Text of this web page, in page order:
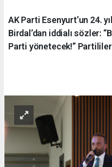
AK Parti Esenyurt’un 24.
Birdal’dan iddialı sözler:
Parti yönetecek!”